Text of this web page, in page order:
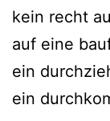
kein recht
auf eine
ein
ein